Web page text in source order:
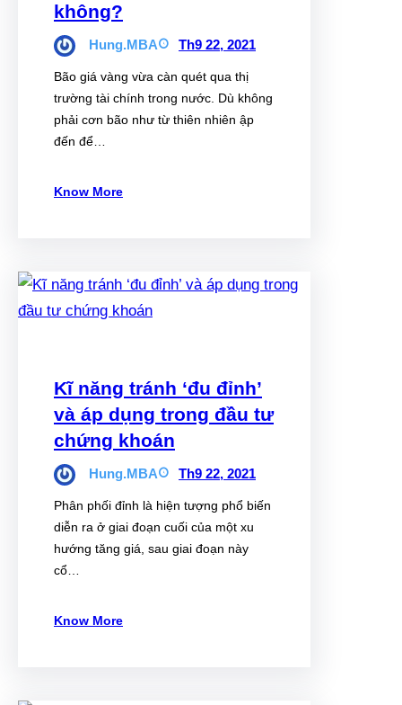
không?
Hung.MBA Th9 22, 2021
Bão giá vàng vừa càn quét qua thị
trường tài chính trong nước. Dù không
phải cơn bão như từ thiên nhiên ập
đến để…
Know More
Kĩ năng tránh ‘đu đỉnh’
và áp dụng trong đầu tư
chứng khoán
Hung.MBA Th9 22, 2021
Phân phối đỉnh là hiện tượng phổ biến
diễn ra ở giai đoạn cuối của một xu
hướng tăng giá, sau giai đoạn này
cổ…
Know More